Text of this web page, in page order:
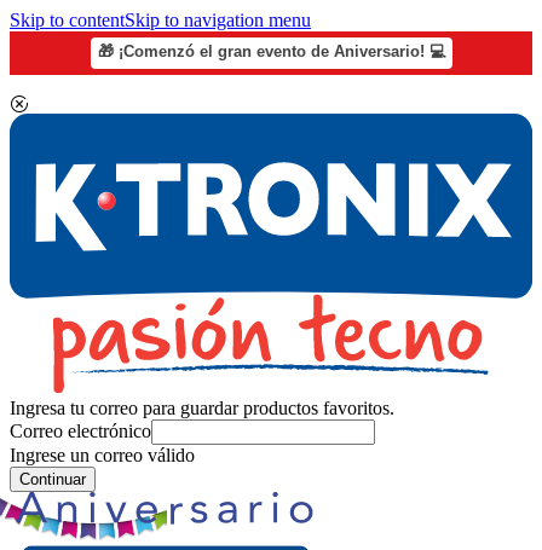
Skip to contentSkip to navigation menu
🎁 ¡Comenzó el gran evento de Aniversario! 💻
Ingresa tu correo para guardar productos favoritos.
Correo electrónico
Ingrese un correo válido
Continuar